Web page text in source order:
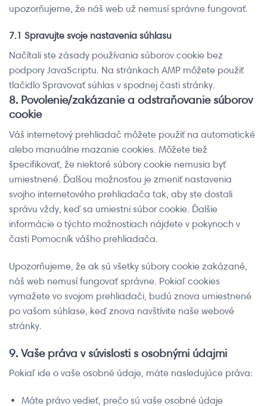
upozorňujeme, že náš web už nemusí správne fungovať.
7.1 Spravujte svoje nastavenia súhlasu
Načítali ste zásady používania súborov cookie bez
podpory JavaScriptu. Na stránkach AMP môžete použiť
tlačidlo Spravovať súhlas v spodnej časti stránky.
8. Povolenie/zakázanie a odstraňovanie súborov
cookie
Váš internetový prehliadač môžete použiť na automatické
alebo manuálne mazanie cookies. Môžete tiež
špecifikovať, že niektoré súbory cookie nemusia byť
umiestnené. Ďalšou možnosťou je zmeniť nastavenia
svojho internetového prehliadača tak, aby ste dostali
správu vždy, keď sa umiestni súbor cookie. Ďalšie
informácie o týchto možnostiach nájdete v pokynoch v
časti Pomocník vášho prehliadača.
Upozorňujeme, že ak sú všetky súbory cookie zakázané,
náš web nemusí fungovať správne. Pokiaľ cookies
vymažete vo svojom prehliadači, budú znova umiestnené
po vašom súhlase, keď znova navštívite naše webové
stránky.
9. Vaše práva v súvislosti s osobnými údajmi
Pokiaľ ide o vaše osobné údaje, máte nasledujúce práva:
Máte právo vedieť, prečo sú vaše osobné údaje